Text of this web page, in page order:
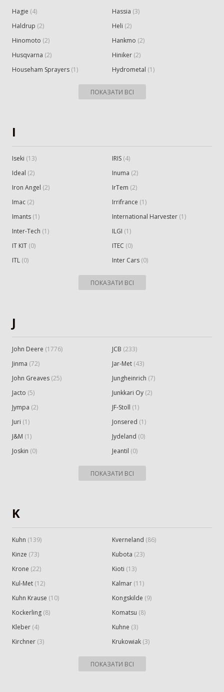
Hagie (4) Hassia (3)
Haldrup (2) Heli (2)
Hinomoto (2) Hankmo (2)
Husqvarna (2) Hiniker (2)
Househam Sprayers (1) Hydrometal (1)
ПОКАЗАТИ ВСІ
I
Iseki (13) IRIS (4)
Ideal (2) Inuma (2)
Iron Angel (2) IrTem (2)
Imac (2) Irrifrance (1)
Imants (1) International Harvester (1)
Inter-Tech (1) ILGI (1)
IТ КІТ (0) ITEC (0)
ITL (0) Inter Cars (0)
ПОКАЗАТИ ВСІ
J
John Deere (1776) JCB (233)
Jinma (72) Jar-Met (43)
John Greaves (25) Jungheinrich (7)
Jacto (5) Junkkari Oy (2)
Jympa (2) JF-Stoll (1)
Juri (1) Jonsered (1)
J&M (1) Jydeland (0)
Joskin (0) Jeantil (0)
ПОКАЗАТИ ВСІ
K
Kuhn (139) Kverneland (86)
Kinze (73) Kubota (23)
Krone (22) Kioti (13)
Kul-Met (12) Kalmar (11)
Kuhn Krause (10) Kongskilde (9)
Kockerling (8) Komatsu (8)
Kleber (4) Kuhne (3)
Kirchner (3) Krukowiak (3)
ПОКАЗАТИ ВСІ